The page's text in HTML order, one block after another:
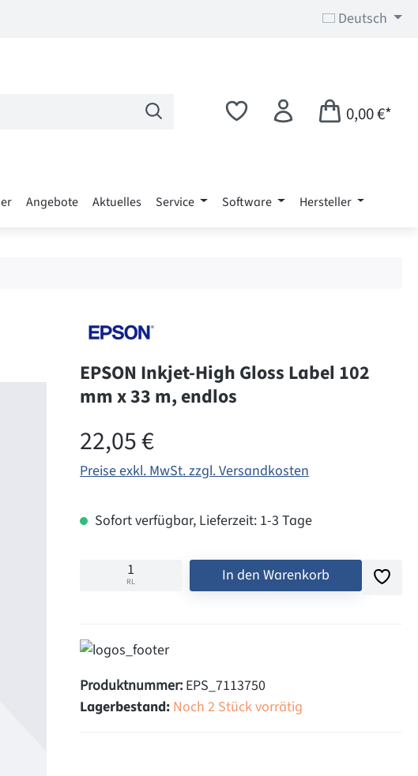
Deutsch
0,00 €*
Angebote Aktuelles Service Software Hersteller
EPSON Inkjet-High Gloss Label 102
mm x 33 m, endlos
Regulärer Preis:
22,05 €
Preise exkl. MwSt. zzgl. Versandkosten
Sofort verfügbar, Lieferzeit: 1-3 Tage
RL In den Warenkorb
Produktnummer: EPS_7113750
Lagerbestand: Noch 2 Stück vorrätig